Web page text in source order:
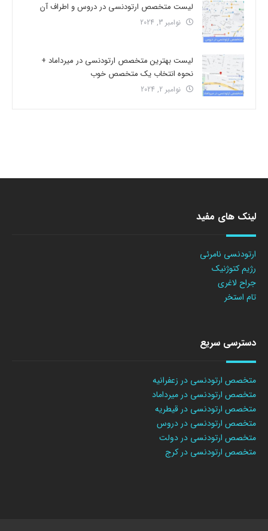
لیست متخصص ارتودنسی در دروس و اطراف آن
نوامبر 3, 2024
لیست بهترین متخصص ارتودنسی در میرداماد +
نحوه انتخاب یک متخصص خوب
نوامبر 2, 2024
لینک های مفید
ارتودنسی نامرئی
رژیم کتوژنیک
جراح لاغری
تام استخر
دسترسی سریع
متخصص ارتودنسی در زعفرانیه
متخصص ارتودنسی در میرداماد
متخصص ارتودنسی در قیطریه
متخصص ارتودنسی در دروس
متخصص ارتودنسی در دولت
متخصص ارتودنسی در کرج